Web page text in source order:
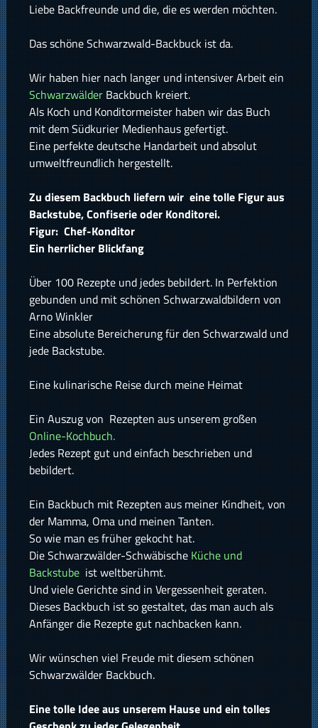
Liebe Backfreunde und die, die es werden möchten.
Das schöne Schwarzwald-Backbuck ist da.
Wir haben hier nach langer und intensiver Arbeit ein
Schwarzwälder Backbuch kreiert.
Als Koch und Konditormeister haben wir das Buch
mit dem Südkurier Medienhaus gefertigt.
Eine perfekte deutsche Handarbeit und absolut
umweltfreundlich hergestellt.
Zu diesem Backbuch liefern wir eine tolle Figur aus
Backstube, Confiserie oder Konditorei.
Figur: Chef-Konditor
Ein herrlicher Blickfang
Über 100 Rezepte und jedes bebildert. In Perfektion
gebunden und mit schönen Schwarzwaldbildern von
Arno Winkler
Eine absolute Bereicherung für den Schwarzwald und
jede Backstube.
Eine kulinarische Reise durch meine Heimat
Ein Auszug von Rezepten aus unserem großen
Online-Kochbuch.
Jedes Rezept gut und einfach beschrieben und
bebildert.
Ein Backbuch mit Rezepten aus meiner Kindheit, von
der Mamma, Oma und meinen Tanten.
So wie man es früher gekocht hat.
Die Schwarzwälder-Schwäbische Küche und
Backstube ist weltberühmt.
Und viele Gerichte sind in Vergessenheit geraten.
Dieses Backbuch ist so gestaltet, das man auch als
Anfänger die Rezepte gut nachbacken kann.
Wir wünschen viel Freude mit diesem schönen
Schwarzwälder Backbuch.
Eine tolle Idee aus unserem Hause und ein tolles